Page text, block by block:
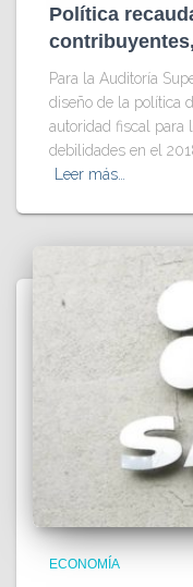
Política
Para la Auditoría
diseño de la política
autoridad fiscal para
debilidades en el
Leer más…
ECONOMÍA